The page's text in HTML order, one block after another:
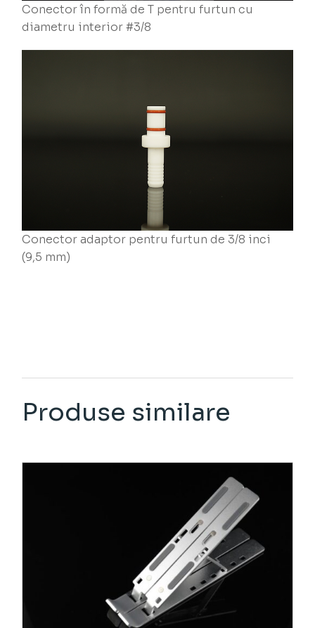
Conector în formă de T pentru furtun cu
diametru interior #3/8
Conector adaptor pentru furtun de 3/8 inci
(9,5 mm)
Produse similare